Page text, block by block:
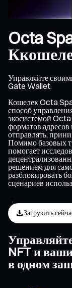
Octa
Управляйте
Gate Wallet.
Кошелек Octa
способ
экосистемой
форматов адресов
отправлять,
Помимо базовых
помогает
решением для
разблокировать
сценариев
Загрузить
NFT и
в одном